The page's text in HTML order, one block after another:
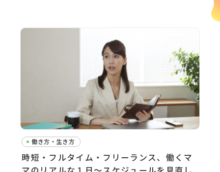
働き方・生き方
時短・フルタイム・フリーランス、働くマ